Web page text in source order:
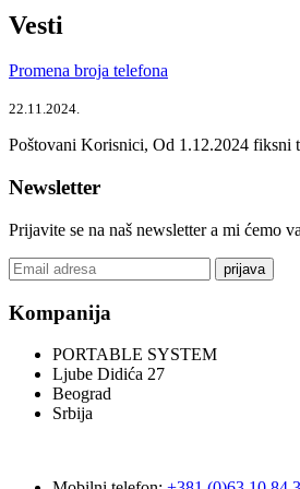
Vesti
Promena broja telefona
22.11.2024.
Poštovani Korisnici, Od 1.12.2024 fiksni
Newsletter
Prijavite se na naš newsletter a mi ćemo
prijava
Kompanija
PORTABLE SYSTEM
Ljube Didića 27
Beograd
Srbija